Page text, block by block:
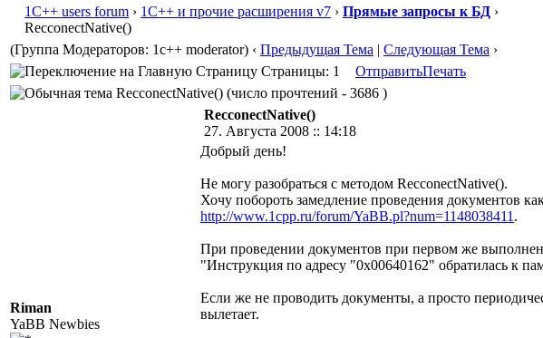
1С++ users forum › 1С++ и прочие расширения v7 › Прямые запросы к БД ›
RecconectNative()
(Группа Модераторов: 1c++ moderator) ‹ Предыдущая Тема | Следующая Тема ›
Страницы: 1
ОтправитьПечать
RecconectNative() (число прочтений - 3686 )
Riman
YaBB Newbies
RecconectNative()
27. Августа 2008 :: 14:18
Добрый день!
Не могу разобраться с методом RecconectNative().
Хочу побороть замедление проведения документов
http://www.1cpp.ru/forum/YaBB.pl?num=1148038411 .
При проведении документов при первом же
"Инструкция по адресу "0х00640162" обратилась к
Если же не проводить документы, а просто
вылетает.